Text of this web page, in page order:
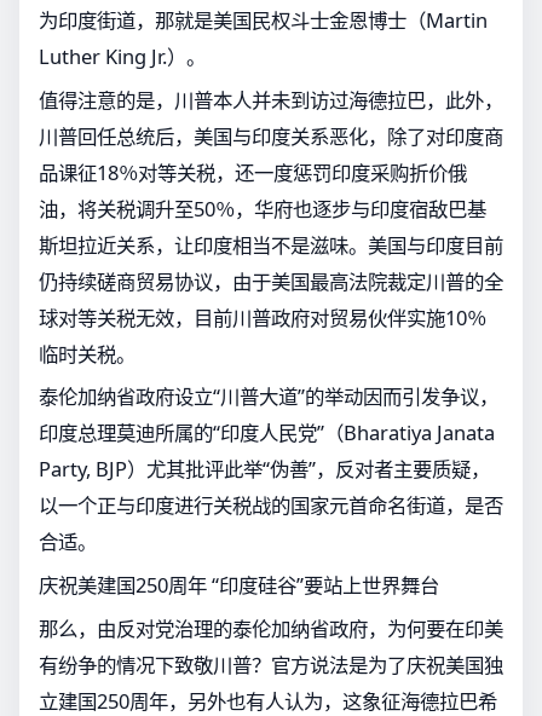
为印度街道，那就是美国民权斗士金恩博士（Martin
Luther King Jr.）。
值得注意的是，川普本人并未到访过海德拉巴，此外，
川普回任总统后，美国与印度关系恶化，除了对印度商
品课征18％对等关税，还一度惩罚印度采购折价俄
油，将关税调升至50％，华府也逐步与印度宿敌巴基
斯坦拉近关系，让印度相当不是滋味。美国与印度目前
仍持续磋商贸易协议，由于美国最高法院裁定川普的全
球对等关税无效，目前川普政府对贸易伙伴实施10％
临时关税。
泰伦加纳省政府设立“川普大道”的举动因而引发争议，
印度总理莫迪所属的“印度人民党”（Bharatiya Janata
Party, BJP）尤其批评此举“伪善”，反对者主要质疑，
以一个正与印度进行关税战的国家元首命名街道，是否
合适。
庆祝美建国250周年 “印度硅谷”要站上世界舞台
那么，由反对党治理的泰伦加纳省政府，为何要在印美
有纷争的情况下致敬川普？官方说法是为了庆祝美国独
立建国250周年，另外也有人认为，这象征海德拉巴希